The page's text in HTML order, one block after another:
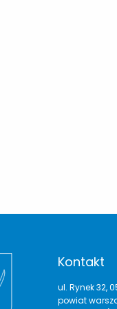
Kontakt
ul. Rynek 32,
powiat